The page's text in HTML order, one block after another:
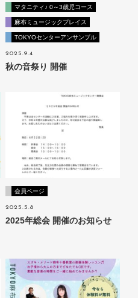
マタニティ♪ 0～3歳児コース
麻布ミュージックプレイス
TOKYOセンターアンサンブル
2025.9.4
秋の音祭り 開催
会員ページ
2025.5.8
2025年総会 開催のお知らせ